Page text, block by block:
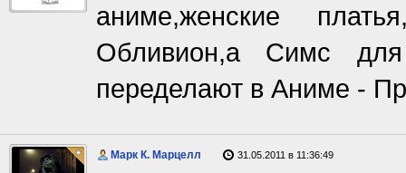
аниме,женские
Обливион,а Симс
переделают в Аниме -
Марк К. Марцелл 31.05.2011 в 11:36:49